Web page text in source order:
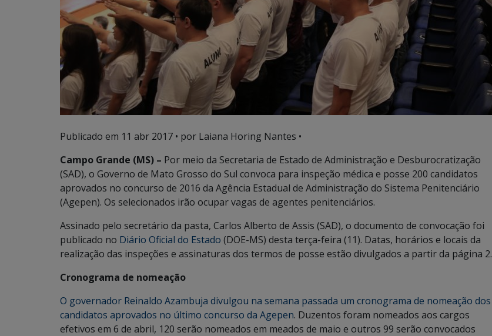
Publicado em 11 abr 2017 • por Laiana Horing Nantes •
Campo Grande (MS) – Por meio da Secretaria de Estado de Administração e Desburocratização
(SAD), o Governo de Mato Grosso do Sul convoca para inspeção médica e posse 200 candidatos
aprovados no concurso de 2016 da Agência Estadual de Administração do Sistema Penitenciário
(Agepen). Os selecionados irão ocupar vagas de agentes penitenciários.
Assinado pelo secretário da pasta, Carlos Alberto de Assis (SAD), o documento de convocação foi
publicado no Diário Oficial do Estado (DOE-MS) desta terça-feira (11). Datas, horários e locais da
realização das inspeções e assinaturas dos termos de posse estão divulgados a partir da página 2.
Cronograma de nomeação
O governador Reinaldo Azambuja divulgou na semana passada um cronograma de nomeação dos
candidatos aprovados no último concurso da Agepen. Duzentos foram nomeados aos cargos
efetivos em 6 de abril, 120 serão nomeados em meados de maio e outros 99 serão convocados